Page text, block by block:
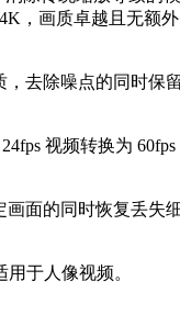
，画质卓越且无额外
去除噪点的同时保
视频转换为
面的同时恢复丢失细
于人像视频。